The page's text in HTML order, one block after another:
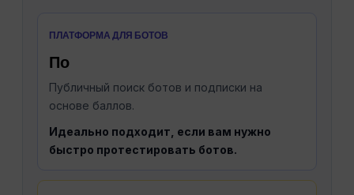
ПЛАТФОРМА ДЛЯ БОТОВ
По
Публичный поиск ботов и подписки на
основе баллов.
Идеально подходит, если вам нужно
быстро протестировать ботов.